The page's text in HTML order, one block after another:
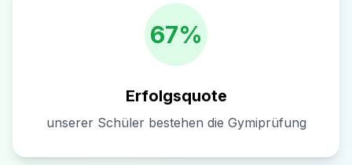
67%
Erfolgsquote
unserer Schüler bestehen die Gymiprüfung